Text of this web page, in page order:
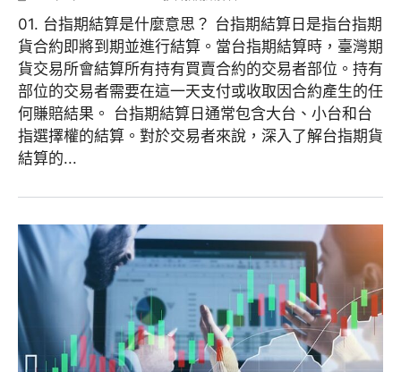
01. 台指期結算是什麼意思？ 台指期結算日是指台指期
貨合約即將到期並進行結算。當台指期結算時，臺灣期
貨交易所會結算所有持有買賣合約的交易者部位。持有
部位的交易者需要在這一天支付或收取因合約產生的任
何賺賠結果。 台指期結算日通常包含大台、小台和台
指選擇權的結算。對於交易者來說，深入了解台指期貨
結算的...